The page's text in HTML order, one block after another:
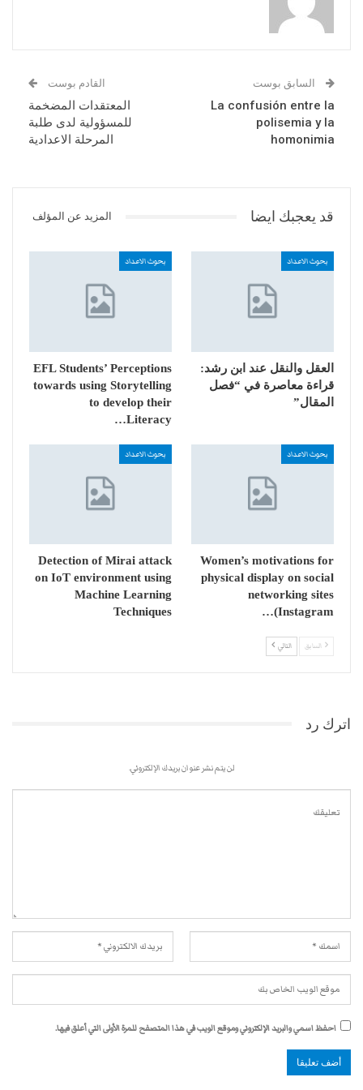
السابق بوست
La confusión entre la
polisemia y la
homonimia
القادم بوست
المعتقدات المضخمة
للمسؤولية لدى طلبة
المرحلة الاعدادية
قد يعجبك ايضا المزيد عن المؤلف
بحوث الاعداد
العقل والنقل عند ابن رشد:
قراءة معاصرة في “فصل
المقال”
بحوث الاعداد
EFL Students’ Perceptions
towards using Storytelling
to develop their
Literacy…
بحوث الاعداد
Women’s motivations for
physical display on social
networking sites
(Instagram…
بحوث الاعداد
Detection of Mirai attack
on IoT environment using
Machine Learning
Techniques
السابق التالي
اترك رد
لن يتم نشر عنوان بريدك الإلكتروني.
احفظ اسمي والبريد الإلكتروني وموقع الويب في هذا المتصفح للمرة الأولى التي أعلق فيها.